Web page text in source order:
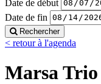
Date de début
Date de fin
Rechercher
< retour à l'agenda
Marsa Trio